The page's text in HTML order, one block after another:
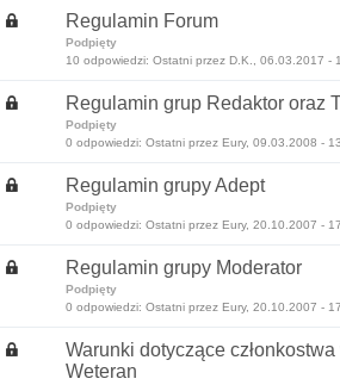
Regulamin Forum
Podpięty
10 odpowiedzi: Ostatni przez D.K., 06.03.2017 -
Regulamin grup Redaktor oraz
Podpięty
0 odpowiedzi: Ostatni przez Eury, 09.03.2008 -
Regulamin grupy Adept
Podpięty
0 odpowiedzi: Ostatni przez Eury, 20.10.2007 -
Regulamin grupy Moderator
Podpięty
0 odpowiedzi: Ostatni przez Eury, 20.10.2007 -
Warunki dotyczące
Weteran